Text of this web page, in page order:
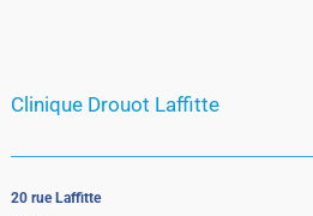
Clinique Drouot Laffitte
20 rue Laffitte